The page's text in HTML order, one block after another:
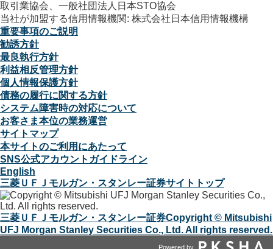
取引業協会、一般社団法人日本STO協会
当社が加盟する信用情報機関: 株式会社日本信用情報機構
重要事項のご説明
勧誘方針
最良執行方針
利益相反管理方針
個人情報保護方針
債務の履行に関する方針
システム障害時の対応について
お客さま本位の業務運営
サイトマップ
本サイトのご利用にあたって
SNS公式アカウントガイドライン
English
三菱ＵＦＪモルガン・スタンレー証券サイトトップ
三菱ＵＦＪモルガン・スタンレー証券Copyright © Mitsubishi
UFJ Morgan Stanley Securities Co., Ltd. All rights reserved.
Powered by